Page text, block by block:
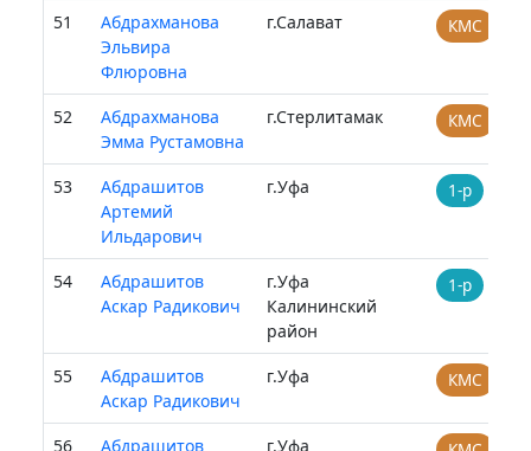
51
Абдрахманова
Эльвира
Флюровна
г.Салават КМС
52
Абдрахманова
Эмма Рустамовна
г.Стерлитамак КМС
53
Абдрашитов
Артемий
Ильдарович
г.Уфа 1-р
54
Абдрашитов
Аскар Радикович
г.Уфа
Калининский
район
1-р
55
Абдрашитов
Аскар Радикович
г.Уфа КМС
56
Абдрашитов
г.Уфа